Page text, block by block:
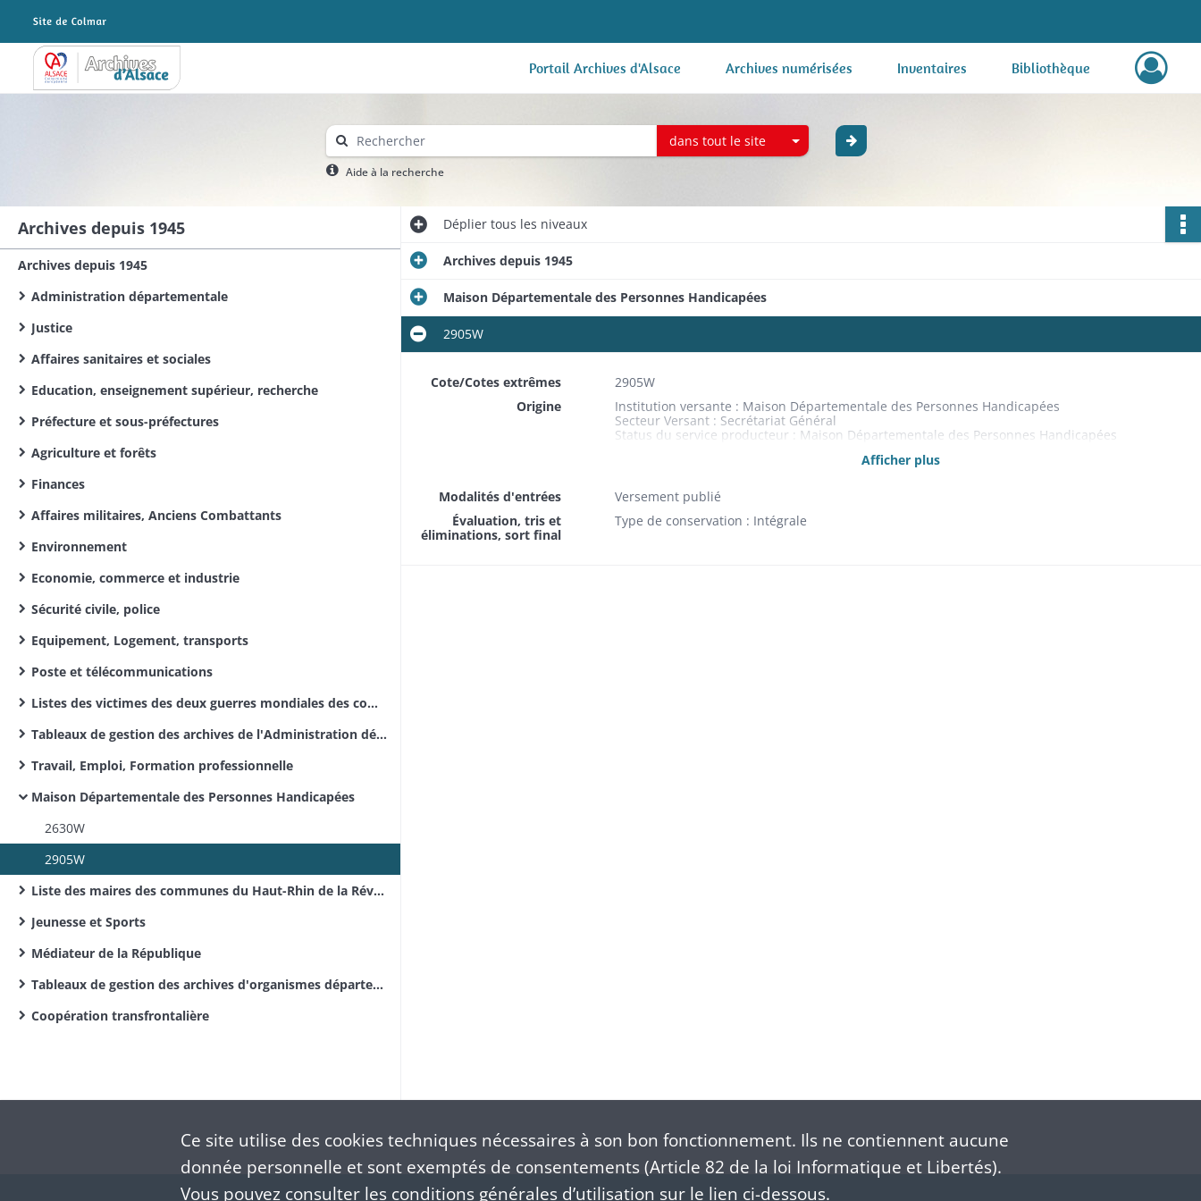
Archives Alsace - Colmar Portail Archives d'Alsace Archives numérisées Inventaires Bibliothèque
dans tout le site
Aide à la recherche
Archives depuis 1945
Archives depuis 1945
Administration départementale
Justice
Affaires sanitaires et sociales
Education, enseignement supérieur, recherche
Préfecture et sous-préfectures
Agriculture et forêts
Finances
Affaires militaires, Anciens Combattants
Environnement
Economie, commerce et industrie
Sécurité civile, police
Equipement, Logement, transports
Poste et télécommunications
Listes des victimes des deux guerres mondiales des communes du Haut-Rhin
Tableaux de gestion des archives de l'Administration départementale
Travail, Emploi, Formation professionnelle
Maison Départementale des Personnes Handicapées
2630W
2905W
Liste des maires des communes du Haut-Rhin de la Révolution Française à nos jours
Jeunesse et Sports
Médiateur de la République
Tableaux de gestion des archives d'organismes départementaux
Coopération transfrontalière
Dépliertous les niveaux
Archives depuis 1945
Maison Départementale des Personnes Handicapées
2905W
Cote/Cotes extrêmes
2905W
Origine
Institution versante : Maison Départementale des Personnes Handicapées
Secteur Versant : Secrétariat Général
Status du service producteur : Maison Départementale des Personnes Handicapées
Afficher plus
Modalités d'entrées
Versement publié
Évaluation, tris et
éliminations, sort final
Type de conservation : Intégrale
Ce site utilise des cookiestechniques nécessaires à son bon fonctionnement. Ils ne contiennent aucune
donnée personnelle et sont exemptés de consentements (Article 82 de la loi Informatique et Libertés).
Vous pouvez consulter les conditions générales d’utilisation sur le lien ci-dessous.